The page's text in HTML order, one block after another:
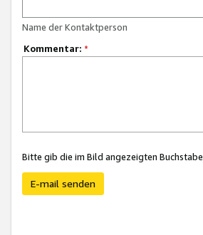
Name der Kontaktperson
Kommentar: *
Bitte gib die im Bild angezeigten
E-mail senden